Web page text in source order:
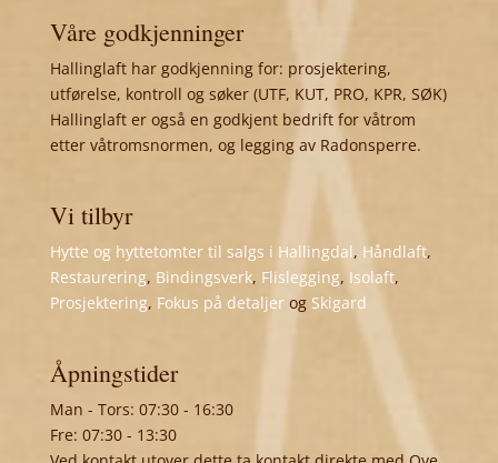
Våre godkjenninger
Hallinglaft har godkjenning for: prosjektering,
utførelse, kontroll og søker (UTF, KUT, PRO, KPR, SØK)
Hallinglaft er også en godkjent bedrift for våtrom
etter våtromsnormen, og legging av Radonsperre.
Vi tilbyr
Hytte og hyttetomter til salgs i Hallingdal, Håndlaft,
Restaurering, Bindingsverk, Flislegging, Isolaft,
Prosjektering, Fokus på detaljerog Skigard
Åpningstider
Man - Tors: 07:30 - 16:30
Fre: 07:30 - 13:30